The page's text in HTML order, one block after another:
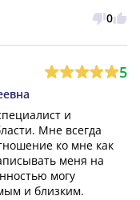
0
5
и
Мне всегда
ко мне как
меня на
могу
и близким.